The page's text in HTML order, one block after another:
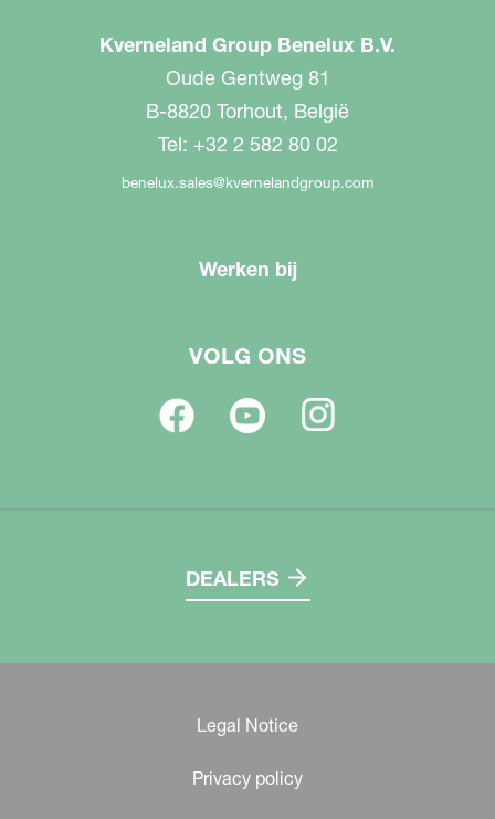
Kverneland Group Benelux B.V.
Oude Gentweg 81
B-8820 Torhout, België
Tel: +32 2 582 80 02
benelux.sales@kvernelandgroup.com
Werken bij
VOLG ONS
DEALERS
Legal Notice
Privacy policy